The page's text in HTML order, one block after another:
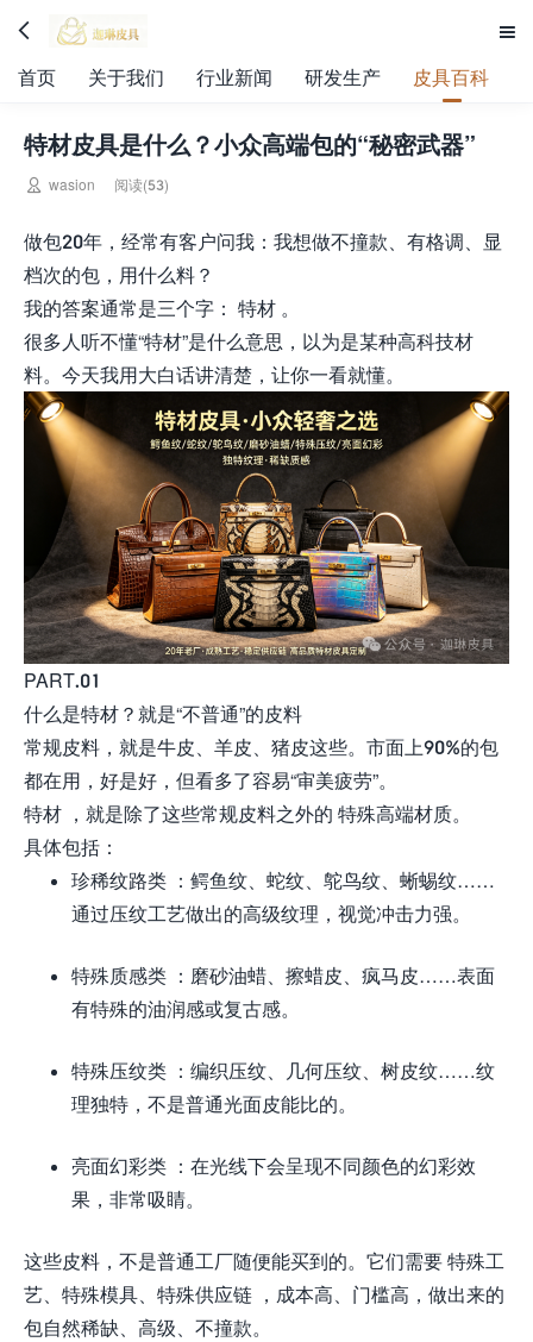
 
首页 关于我们 行业新闻 研发生产 皮具百科
特材皮具是什么？小众高端包的“秘密武器”
 wasion 阅读(53)
做包20年，经常有客户问我：我想做不撞款、有格调、显
档次的包，用什么料？
我的答案通常是三个字： 特材 。
很多人听不懂“特材”是什么意思，以为是某种高科技材
料。今天我用大白话讲清楚，让你一看就懂。
PART.01
什么是特材？就是“不普通”的皮料
常规皮料，就是牛皮、羊皮、猪皮这些。市面上90%的包
都在用，好是好，但看多了容易“审美疲劳”。
特材 ，就是除了这些常规皮料之外的 特殊高端材质。
具体包括：
珍稀纹路类 ：鳄鱼纹、蛇纹、鸵鸟纹、蜥蜴纹……
通过压纹工艺做出的高级纹理，视觉冲击力强。
特殊质感类 ：磨砂油蜡、擦蜡皮、疯马皮……表面
有特殊的油润感或复古感。
特殊压纹类 ：编织压纹、几何压纹、树皮纹……纹
理独特，不是普通光面皮能比的。
亮面幻彩类 ：在光线下会呈现不同颜色的幻彩效
果，非常吸睛。
这些皮料，不是普通工厂随便能买到的。它们需要 特殊工
艺、特殊模具、特殊供应链 ，成本高、门槛高，做出来的
包自然稀缺、高级、不撞款。